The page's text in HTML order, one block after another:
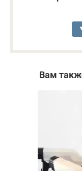
Вам